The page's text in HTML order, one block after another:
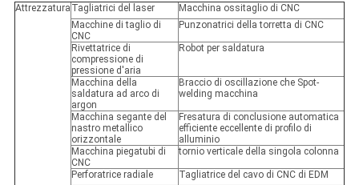
Attrezzatura Tagliatrici del laser
Macchina ossitaglio di CNC
Macchine di taglio di
CNC
Punzonatrici della torretta di CNC
Rivettatrice di
compressione di
pressione d'aria
Robot per saldatura
Macchina della
saldatura ad arco di
argon
Braccio di oscillazione che Spot-
welding macchina
Macchina segante del
nastro metallico
orizzontale
Fresatura di conclusione automatica
efficiente eccellente di profilo di
alluminio
Macchina piegatubi di
CNC
tornio verticale della singola colonna
Perforatrice radiale
Tagliatrice del cavo di CNC di EDM